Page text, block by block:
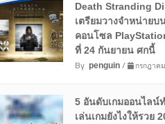
Death Stranding
เตรียมวางจำหน่ายบ
คอนโซล
ที่ 24 กันยายน ศกนี้
By penguin/ กรกฎาคม
5 อันดับเกมออนไลน์
เล่นเกมยังไงให้รวย